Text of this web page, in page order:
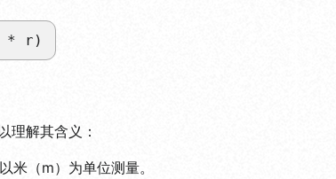
* r)
理解其含义：
米（m）为单位测量。